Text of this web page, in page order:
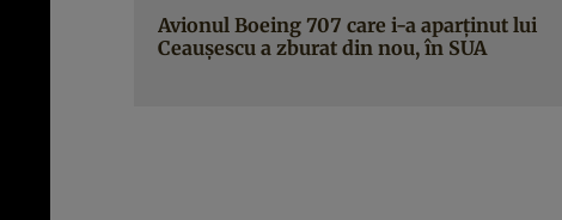
Avionul Boeing 707 care i-a aparţinut lui
Ceauşescu a zburat din nou, în SUA